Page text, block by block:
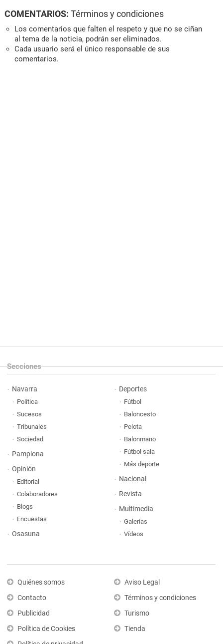
COMENTARIOS: Términos y condiciones
Los comentarios que falten el respeto y que no se ciñan
al tema de la noticia, podrán ser eliminados.
Cada usuario será el único responsable de sus
comentarios.
Secciones
Navarra
Política
Sucesos
Tribunales
Sociedad
Pamplona
Opinión
Editorial
Colaboradores
Blogs
Encuestas
Osasuna
Deportes
Fútbol
Baloncesto
Pelota
Balonmano
Fútbol sala
Más deporte
Nacional
Revista
Multimedia
Galerías
Vídeos
Quiénes somos
Contacto
Publicidad
Política de Cookies
Aviso Legal
Términos y condiciones
Turismo
Tienda